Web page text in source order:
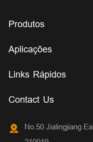
Produtos
Aplicações
Links Rápidos
Contact Us
No.50 Jialingjiang